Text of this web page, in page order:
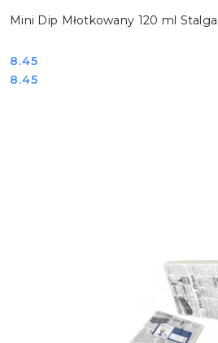
Mini Dip Młotkowany 120 ml
Cena:
8.45
Cena:
8.45